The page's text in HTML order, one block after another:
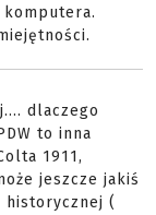
dlaczego
to inna
1911,
jeszcze jakiś
(